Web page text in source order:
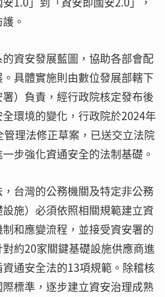
。
資安發展藍圖，協助各部會配
具體實施則由數位發展部轄下
）負責，經行政院核定發布後
環境的變化，行政院於2024年
理法修正草案，已送交立法院
步強化資通安全的法制基礎。
台灣的公務機關及特定非公務
施）必須依照相關規範建立資
和應變流程，並接受資安署的
約20家關鍵基礎設施供應商進
通安全法的13項規範。除稽核
標準，逐步建立資安治理成熟